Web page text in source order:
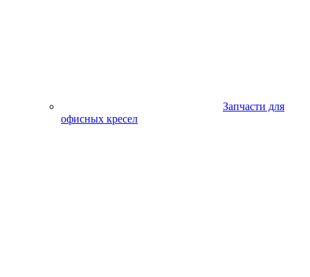
Запчасти для
офисных кресел